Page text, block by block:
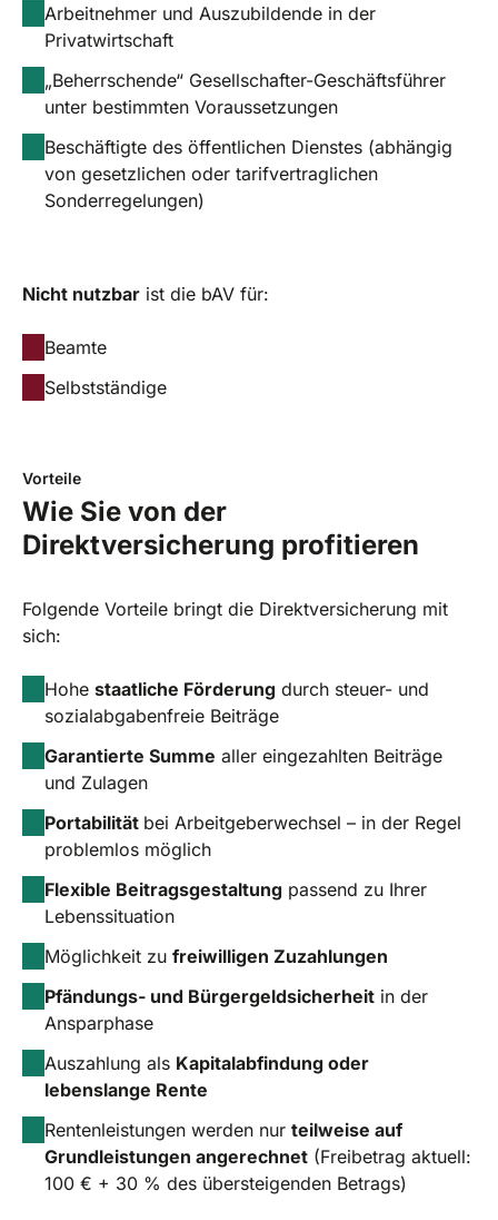
Arbeitnehmer und Auszubildende in der
Privatwirtschaft
„Beherrschende“ Gesellschafter-Geschäftsführer
unter bestimmten Voraussetzungen
Beschäftigte des öffentlichen Dienstes (abhängig
von gesetzlichen oder tarifvertraglichen
Sonderregelungen)
Nicht nutzbar ist die bAV für:
Beamte
Selbstständige
Vorteile
Wie Sie von der
Direktversicherung profitieren
Folgende Vorteile bringt die Direktversicherung mit
sich:
Hohe staatliche Förderung durch steuer- und
sozialabgabenfreie Beiträge
Garantierte Summe aller eingezahlten Beiträge
und Zulagen
Portabilität bei Arbeitgeberwechsel – in der Regel
problemlos möglich
Flexible Beitragsgestaltung passend zu Ihrer
Lebenssituation
Möglichkeit zu freiwilligen Zuzahlungen
Pfändungs- und Bürgergeldsicherheit in der
Ansparphase
Auszahlung als Kapitalabfindung oder
lebenslange Rente
Rentenleistungen werden nur teilweise auf
Grundleistungen angerechnet (Freibetrag aktuell:
100 € + 30 % des übersteigenden Betrags)